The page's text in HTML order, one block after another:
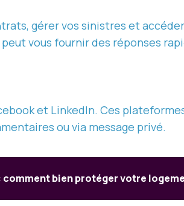
gérer vos sinistres et
vous fournir des réponses
et LinkedIn. Ces
ou via message privé.
comment bien protéger votre